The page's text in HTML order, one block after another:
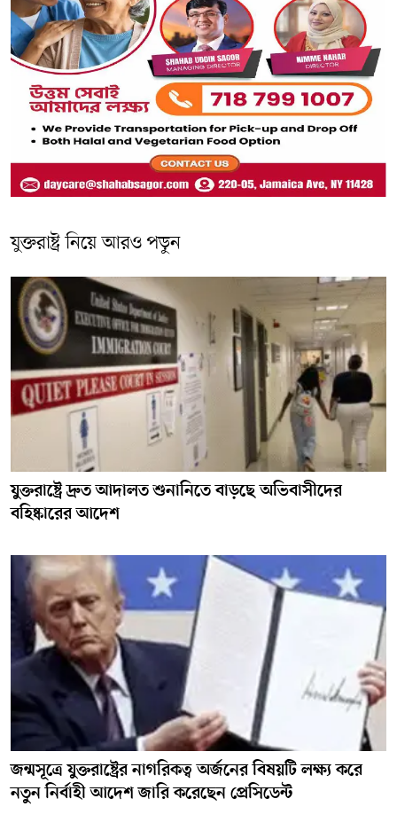
যুক্তরাষ্ট্র নিয়ে আরও পড়ুন
যুক্তরাষ্ট্রে দ্রুত আদালত শুনানিতে বাড়ছে অভিবাসীদের
বহিষ্কারের আদেশ
জন্মসূত্রে যুক্তরাষ্ট্রের নাগরিকত্ব অর্জনের বিষয়টি লক্ষ্য করে
নতুন নির্বাহী আদেশ জারি করেছেন প্রেসিডেন্ট